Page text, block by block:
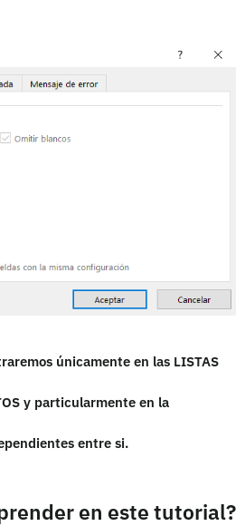
únicamente en las LISTAS
y particularmente en la
entre si.
en este tutorial?